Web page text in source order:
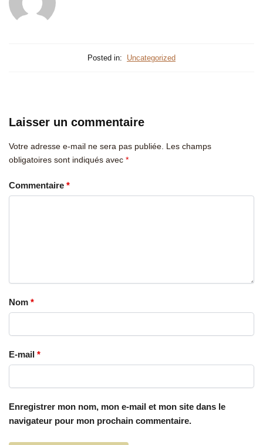
Posted in: Uncategorized
Laisser un commentaire
Votre adresse e-mail ne sera pas publiée. Les champs
obligatoires sont indiqués avec *
Commentaire *
Nom *
E-mail *
Enregistrer mon nom, mon e-mail et mon site dans le
navigateur pour mon prochain commentaire.